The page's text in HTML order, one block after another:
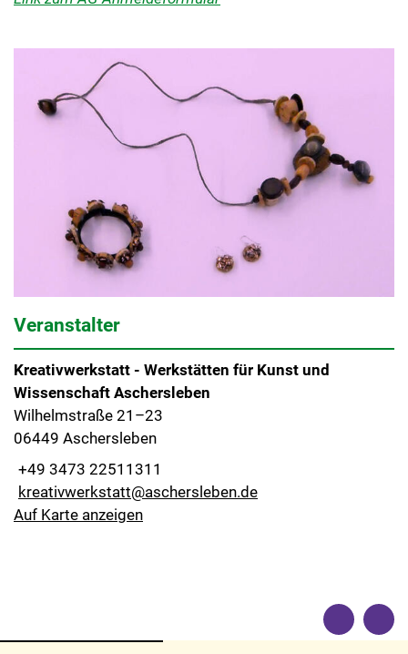
Veranstalter
Kreativwerkstatt - Werkstätten für Kunst und
Wissenschaft Aschersleben
Wilhelmstraße 21–23
06449 Aschersleben
+49 3473 22511311
kreativwerkstatt@aschersleben.de
Auf Karte anzeigen